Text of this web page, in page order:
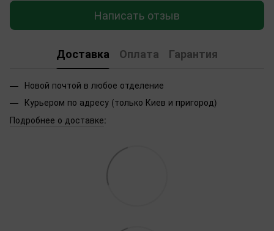
Написать отзыв
Доставка Оплата Гарантия
Новой почтой в любое отделение
Курьером по адресу (только Киев и пригород)
Подробнее о доставке: